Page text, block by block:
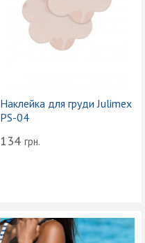
Наклейка для груди Julimex
PS-04
134 грн.